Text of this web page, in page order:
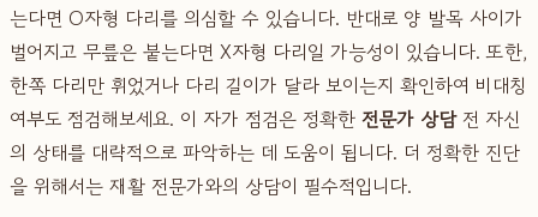
는다면 O자형 다리를 의심할 수 있습니다. 반대로 양 발목 사이가
벌어지고 무릎은 붙는다면 X자형 다리일 가능성이 있습니다. 또한,
한쪽 다리만 휘었거나 다리 길이가 달라 보이는지 확인하여 비대칭
여부도 점검해보세요. 이 자가 점검은 정확한 전문가 상담전 자신
의 상태를 대략적으로 파악하는 데 도움이 됩니다. 더 정확한 진단
을 위해서는 재활 전문가와의 상담이 필수적입니다.